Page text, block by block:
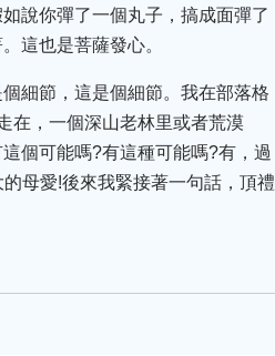
說你彈了一個丸子，搞成面彈了
這也是菩薩發心。
細節，這是個細節。我在部落格
在，一個深山老林里或者荒漠
個可能嗎?有這種可能嗎?有，過
母愛!後來我緊接著一句話，頂禮